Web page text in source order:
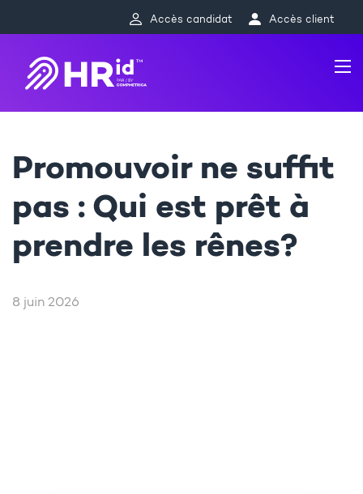
Accès candidat Accès client
Promouvoir ne suffit
pas : Qui est prêt à
prendre les rênes?
8 juin 2026